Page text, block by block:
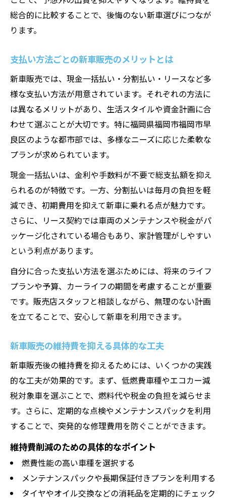
総合的に比較することで、後悔のない新車選びにつなが
ります。
支払い方法ごとの新車販売のメリットとは
新車販売では、現金一括払い・分割払い・リースなど多
様な支払い方法が用意されています。それぞれの方法に
は異なるメリットがあり、生活スタイルや資金計画に合
わせて選ぶことが大切です。特に福岡県福岡市福岡市早
良区のような都市部では、多様なニーズに応じた柔軟な
プランが求められています。
現金一括払いは、金利や手数料が不要で総支払額を抑え
られるのが特徴です。一方、分割払いは毎月の負担を軽
減でき、初期費用を抑えて新車に乗れる点が魅力です。
さらに、リース契約では車両のメンテナンスや税金がパ
ッケージ化されている場合もあり、家計管理がしやすい
という利点があります。
自分に合った支払い方法を選ぶためには、将来のライフ
プランや予算、カーライフの期間を考慮することが重要
です。販売店スタッフと相談しながら、無理のない計画
を立てることで、安心して新車を利用できます。
新車販売の維持費を抑える具体的な工夫
新車販売後の維持費を抑えるためには、いくつかの実践
的な工夫が効果的です。まず、低燃費車種やエコカー減
税対象車を選ぶことで、燃料代や税金の負担を減らせま
す。さらに、定期的な点検やメンテナンスパックを利用
することで、突発的な修理費用を防ぐことができます。
維持費削減のための具体的なポイント
燃費性能の高い車種を選択する
メンテナンスパックや長期保証付きプランを利用する
タイヤやオイル交換などの消耗品を定期的にチェック